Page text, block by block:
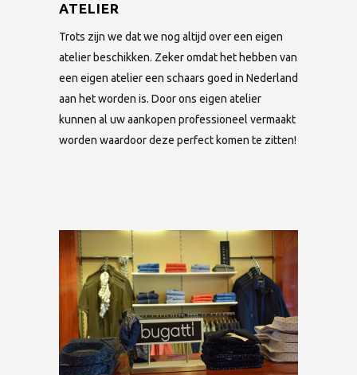
ATELIER
Trots zijn we dat we nog altijd over een eigen
atelier beschikken. Zeker omdat het hebben van
een eigen atelier een schaars goed in Nederland
aan het worden is. Door ons eigen atelier
kunnen al uw aankopen professioneel vermaakt
worden waardoor deze perfect komen te zitten!